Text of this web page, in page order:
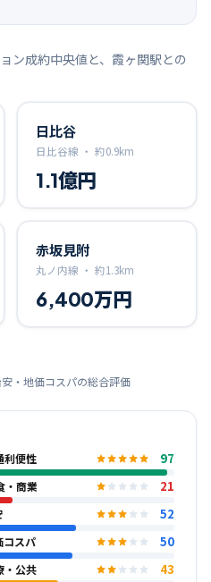
ン成約中央値と、 霞ヶ関駅との
日比谷
日比谷線 ・ 約0.9km
1.1億円
赤坂見附
丸ノ内線 ・ 約1.3km
6,400万円
・地価コスパの総合評価
利便性 97
・商業 21
52
コスパ 50
・公共 43